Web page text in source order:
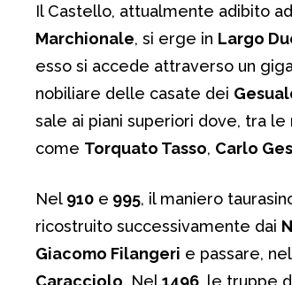
Il Castello, attualmente adibito ad
Marchionale, si erge in Largo
esso si accede attraverso un
nobiliare delle casate dei
sale ai piani superiori dove, tra
come Torquato Tasso, Carlo
Nel 910 e 995, il maniero
ricostruito successivamente dai
Giacomo Filangeri e passare, nel
Caracciolo. Nel1496, le truppe